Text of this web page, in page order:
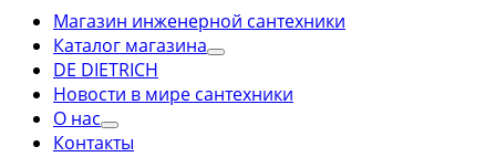
Магазин инженерной сантехники
Каталог магазина
DE DIETRICH
Новости в мире сантехники
О нас
Контакты